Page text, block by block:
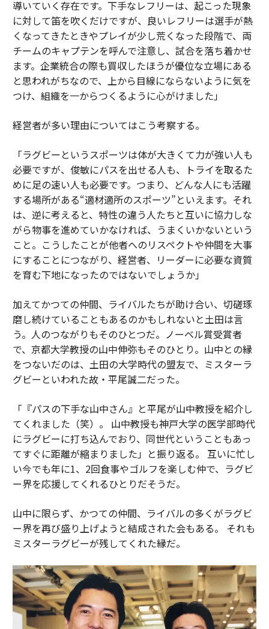
導いていく存在です。下手なレフリーは、起こった現象
に対して笛を吹くだけですが、良いレフリーは選手が熱
くなってきたときやプレイが少し荒くなった段階で、両
チームのキャプテンを呼んで注意し、試合を落ち着かせ
ます。企業統合の際も買収したほうが優位な立場にある
と思われがちなので、上から目線にならないように気を
つけ、組織を一からつくるように心がけました」
経営者が多い理由についてはこう考察する。
「ラグビーというスポーツは体が大きくて力が強い人も
必要ですが、俊敏にパスを出せる人も、トライを取るた
めに足の速い人も必要です。つまり、どんな人にも活躍
する場所がある“適材適所のスポーツ”といえます。それ
は、逆に考えると、特性の違う人たちと互いに協力しな
がら物事を進めていかなければ、うまくいかないという
こと。こうしたことが他者へのリスペクトや仲間を大事
にすることにつながり、経営者、リーダーに必要な資質
を育む下地になったのではないでしょうか」
加えてかつての仲間、ライバルたちが助け合い、切磋琢
磨し続けていることもあるのかもしれないと土田は言
う。人のつながりもそのひとつだ。ノーベル賞受賞者
で、京都大学教授の山中伸弥もそのひとり。山中との縁
をつないだのは、土田の大学時代の盟友で、ミスターラ
グビーといわれた故・平尾誠二だった。
「『パスの下手な山中さん』と平尾が山中教授を紹介し
てくれました（笑）。 山中教授も神戸大学の医学部時代
にラグビーに打ち込んでおり、同世代ということもあっ
てすぐに距離が縮まりました」と振り返る。 互いに忙し
い今でも年に1、2回食事やゴルフを楽しむ仲で、ラグビ
ー界を応援してくれるひとりだそうだ。
山中に限らず、かつての仲間、ライバルの多くがラグビ
ー界を再び盛り上げようと結成された会もある。 それも
ミスターラグビーが残してくれた縁だ。